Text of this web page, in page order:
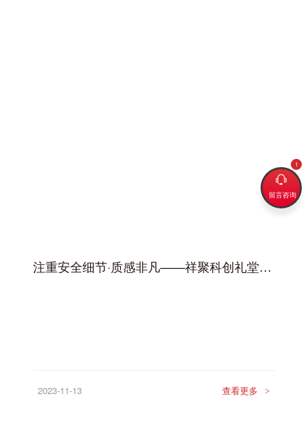
注重安全细节·质感非凡——祥聚科创礼堂椅人马座系列
2023-11-13 查看更多 >
留言咨询